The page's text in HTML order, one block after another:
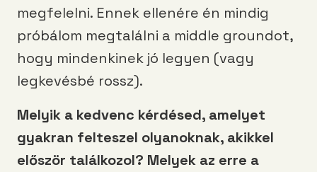
megfelelni. Ennek ellenére én mindig
próbálom megtalálni a middle groundot,
hogy mindenkinek jó legyen (vagy
legkevésbé rossz).
Melyik a kedvenc kérdésed, amelyet
gyakran felteszel olyanoknak, akikkel
először találkozol? Melyek az erre a